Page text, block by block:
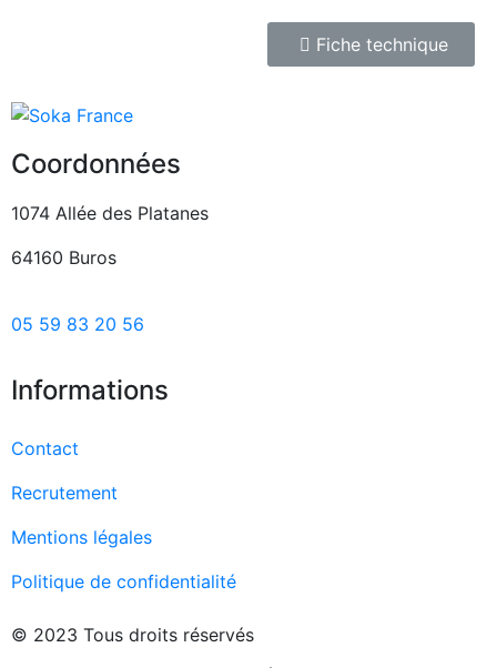
Fiche technique
Coordonnées
1074 Allée des Platanes
64160 Buros
05 59 83 20 56
Informations
Contact
Recrutement
Mentions légales
Politique de confidentialité
© 2023 Tous droits réservés